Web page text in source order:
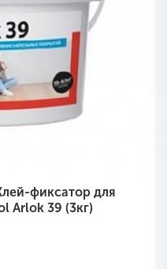
фиксатор для
Arlok 39 (3кг)